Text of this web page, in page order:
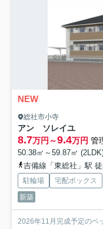
NEW
総社市小寺
アン ソレイユ
8.7万円～9.4万円 管
50.38㎡～59.87㎡
吉備線「東総社」駅
駐輪場
宅配ボックス
新築
2026年11月完成予定のペ